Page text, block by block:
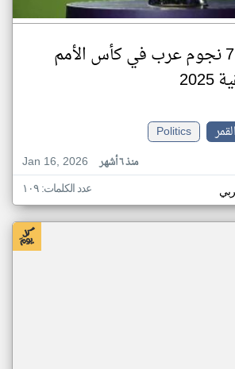
أفضل 7 نجوم عرب في كأس الأمم
Politics
Jan 16, 2026
منذ ٦ أشهر
عدد الكلمات: ١٠٩